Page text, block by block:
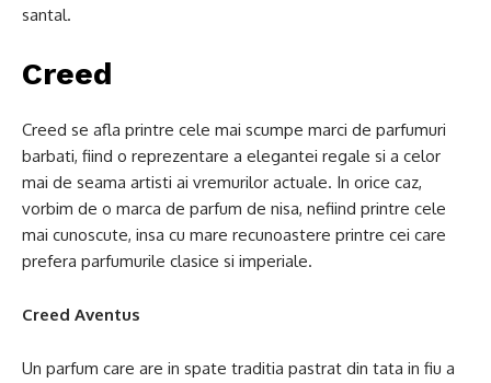
santal.
Creed
Creed se afla printre cele mai scumpe marci de parfumuri
barbati, fiind o reprezentare a elegantei regale si a celor
mai de seama artisti ai vremurilor actuale. In orice caz,
vorbim de o marca de parfum de nisa, nefiind printre cele
mai cunoscute, insa cu mare recunoastere printre cei care
prefera parfumurile clasice si imperiale.
Creed Aventus
Un parfum care are in spate traditia pastrat din tata in fiu a